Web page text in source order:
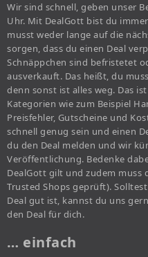
Wir sind schnell, geben unser
Uhr. Mit DealGott bist du
musst weder lange auf die
sorgen, dass du einen Deal
Schnäppchen sind befristetet
ausverkauft. Das heißt, du
denn sonst ist alles weg. Das
Kategorien wie zum Beispiel
Preisfehler, Gutscheine und
schnell genug sein und einen
du den Deal melden und wir
Veröffentlichung. Bedenke
DealGott gilt und zudem muss
Trusted Shops geprüft).
Deal gut ist, kannst du uns
den Deal für dich.
… einfach